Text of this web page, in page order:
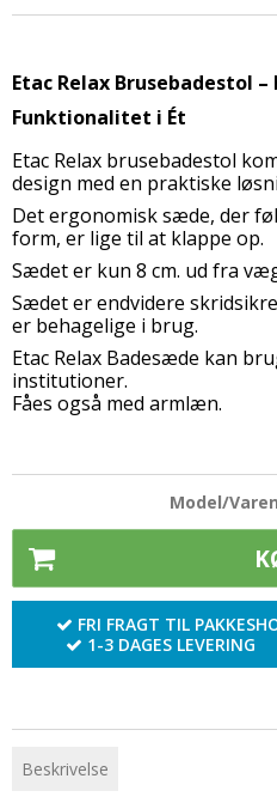
Etac Relax Brusebadestol
Funktionalitet i Ét
Etac Relax brusebadestol
design med en praktiske
Det ergonomisk sæde, der
form, er lige til at klappe op.
Sædet er kun 8 cm. ud fra
Sædet er endvidere
er behagelige i brug.
Etac Relax Badesæde kan
institutioner.
Fåes også med armlæn.
Model/
FRI FRAGT TIL
1-3 DAGES LEVERING
Beskrivelse